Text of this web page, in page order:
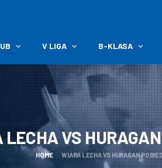
V LIGA B-KLASA
LECHA VS
HOME WIARA LECHA VS HURAGAN